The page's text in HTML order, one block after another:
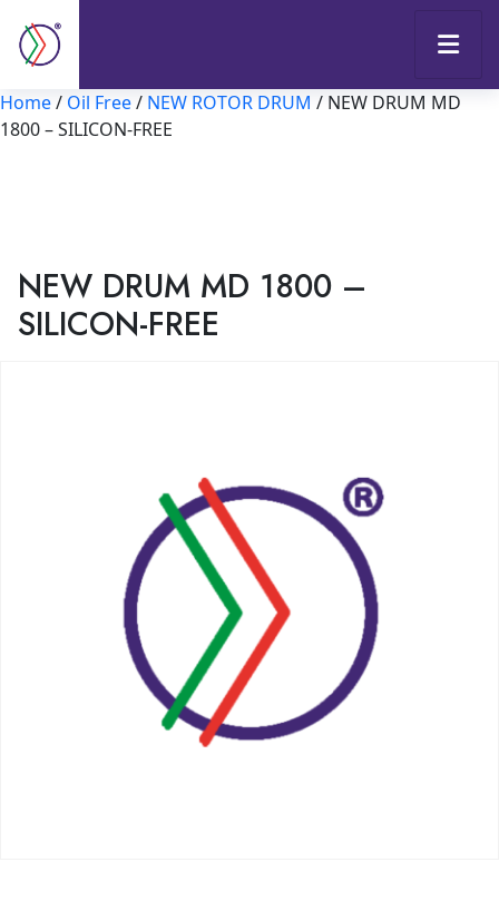
Home/ Oil Free/ NEW ROTOR DRUM / NEW DRUM MD
1800 – SILICON-FREE
NEW DRUM MD 1800 –
SILICON-FREE